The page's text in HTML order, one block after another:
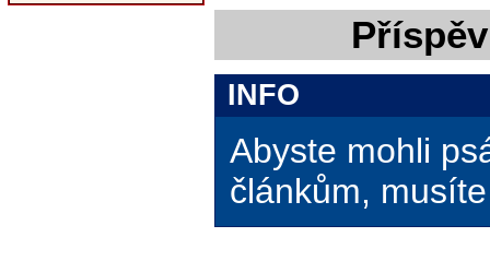
INFO
Abyste mohli
článkům,